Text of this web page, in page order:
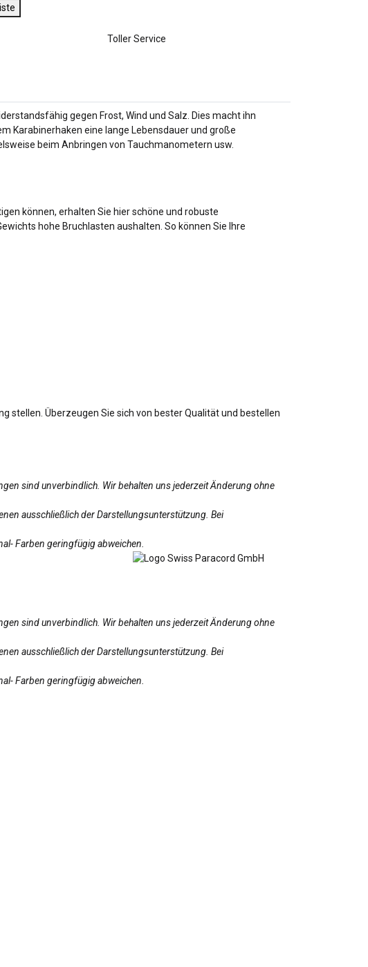
Toller Service
gegen Frost, Wind und Salz. Dies macht ihn
Karabinerhaken eine lange Lebensdauer und große
beim Anbringen von Tauchmanometern usw.
können, erhalten Sie hier schöne und robuste
hohe Bruchlasten aushalten. So können Sie Ihre
stellen. Überzeugen Sie sich von bester Qualität und bestellen
sind unverbindlich. Wir behalten uns jederzeit Änderung ohne
ausschließlich der Darstellungsunterstützung. Bei
Farben geringfügig abweichen.
sind unverbindlich. Wir behalten uns jederzeit Änderung ohne
ausschließlich der Darstellungsunterstützung. Bei
Farben geringfügig abweichen.